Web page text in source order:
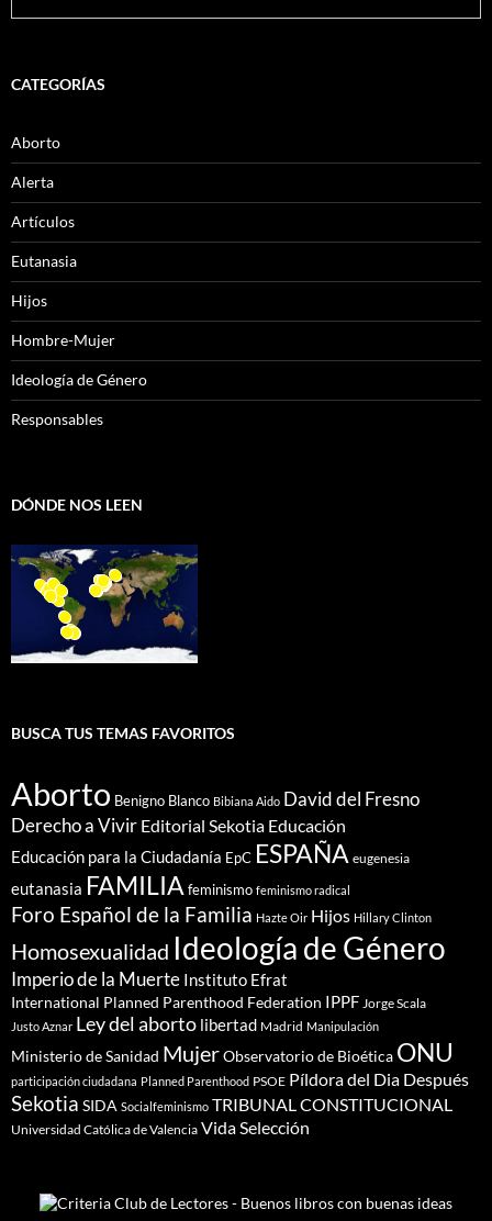
CATEGORÍAS
Aborto
Alerta
Artículos
Eutanasia
Hijos
Hombre-Mujer
Ideología de Género
Responsables
DÓNDE NOS LEEN
BUSCA TUS TEMAS FAVORITOS
Aborto Benigno Blanco Bibiana Aido David del Fresno
Derecho a Vivir Editorial Sekotia Educación
Educación para la Ciudadanía EpC ESPAÑA eugenesia
eutanasia FAMILIA feminismo feminismo radical
Foro Español de la Familia Hazte Oir Hijos Hillary Clinton
Homosexualidad Ideología de Género
Imperio de la Muerte Instituto Efrat
International Planned Parenthood Federation IPPF Jorge Scala
Justo Aznar Ley del aborto libertad Madrid Manipulación
Ministerio de Sanidad MujerObservatorio de Bioética ONU
participación ciudadana Planned Parenthood PSOE Píldora del Dia Después
Sekotia SIDA Socialfeminismo TRIBUNAL CONSTITUCIONAL
Universidad Católica de Valencia Vida Selección